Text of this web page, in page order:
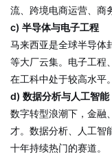
流、跨境电商运营、商
c) 半导体与电子工程
马来西亚是全球半导体
等大厂云集。电子工程
在工科中处于较高水平。
d) 数据分析与人工智能
数字转型浪潮下，金融
才。数据分析、人工智
十年持续热门的赛道。